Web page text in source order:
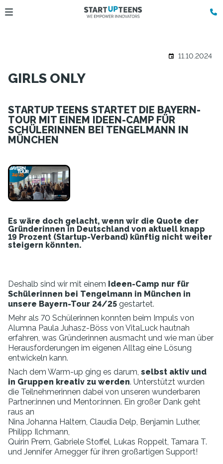
11.10.2024
GIRLS ONLY
STARTUP TEENS STARTET DIE BAYERN-
TOUR MIT EINEM IDEEN-CAMP FÜR
SCHÜLERINNEN BEI TENGELMANN IN
MÜNCHEN
Es wäre doch gelacht, wenn wir die Quote der
Gründerinnen in Deutschland von aktuell knapp
19 Prozent (Startup-Verband) künftig nicht weiter
steigern könnten.
Deshalb sind wir mit einem Ideen-Camp nur für
Schülerinnen bei Tengelmann in München in
unsere Bayern-Tour 24/25 gestartet.
Mehr als 70 Schülerinnen konnten beim Impuls von
Alumna Paula Juhasz-Böss von VitaLuck hautnah
erfahren, was Gründerinnen ausmacht und wie man über
Herausforderungen im eigenen Alltag eine Lösung
entwickeln kann.
Nach dem Warm-up ging es darum, selbst aktiv und
in Gruppen kreativ zu werden. Unterstützt wurden
die Teilnehmerinnen dabei von unseren wunderbaren
Partner:innen und Mentor:innen. Ein großer Dank geht
raus an
Nina Johanna Haltern, Claudia Delp, Benjamin Luther,
Philipp Ilchmann,
Quirin Prem, Gabriele Stoffel, Lukas Roppelt, Tamara T.
und Jennifer Arnegger für ihren großartigen Support!